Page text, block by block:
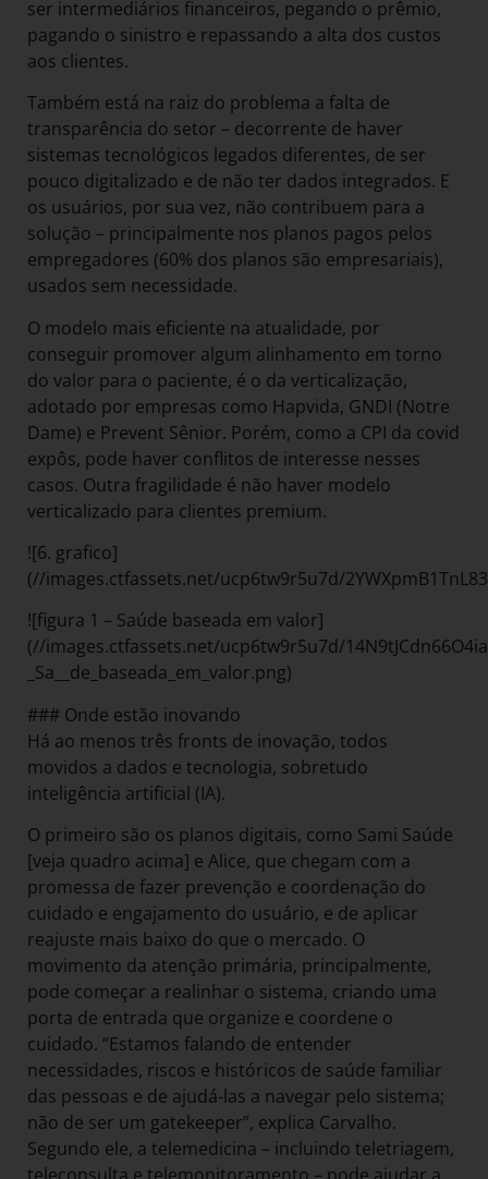
ser intermediários financeiros, pegando o prêmio,
pagando o sinistro e repassando a alta dos custos
aos clientes.
Também está na raiz do problema a falta de
transparência do setor – decorrente de haver
sistemas tecnológicos legados diferentes, de ser
pouco digitalizado e de não ter dados integrados. E
os usuários, por sua vez, não contribuem para a
solução – principalmente nos planos pagos pelos
empregadores (60% dos planos são empresariais),
usados sem necessidade.
O modelo mais eficiente na atualidade, por
conseguir promover algum alinhamento em torno
do valor para o paciente, é o da verticalização,
adotado por empresas como Hapvida, GNDI (Notre
Dame) e Prevent Sênior. Porém, como a CPI da covid
expôs, pode haver conflitos de interesse nesses
casos. Outra fragilidade é não haver modelo
verticalizado para clientes premium.
![6. grafico]
(//images.ctfassets.net/ucp6tw9r5u7d/
![figura 1 – Saúde baseada em valor]
(//images.ctfassets.net/ucp6tw9r5u7d/
_Sa__de_baseada_em_valor.png)
### Onde estão inovando
Há ao menos três fronts de inovação, todos
movidos a dados e tecnologia, sobretudo
inteligência artificial (IA).
O primeiro são os planos digitais, como Sami Saúde
[veja quadro acima] e Alice, que chegam com a
promessa de fazer prevenção e coordenação do
cuidado e engajamento do usuário, e de aplicar
reajuste mais baixo do que o mercado. O
movimento da atenção primária, principalmente,
pode começar a realinhar o sistema, criando uma
porta de entrada que organize e coordene o
cuidado. “Estamos falando de entender
necessidades, riscos e históricos de saúde familiar
das pessoas e de ajudá-las a navegar pelo sistema;
não de ser um gatekeeper”, explica Carvalho.
Segundo ele, a telemedicina – incluindo teletriagem,